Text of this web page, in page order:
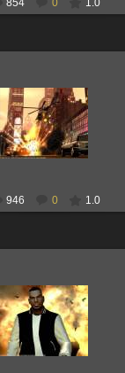
23.08.2013
НИКОЛАС
946 0 1.0
23.08.2013
НИКОЛАС